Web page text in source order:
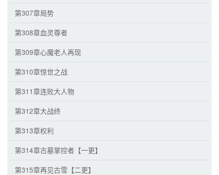
第307章局势
第308章血灵尊者
第309章心魔老人再现
第310章惊世之战
第311章连败大人物
第312章大战终
第313章权利
第314章古墓掌控者【一更】
第315章再见古雪【二更】